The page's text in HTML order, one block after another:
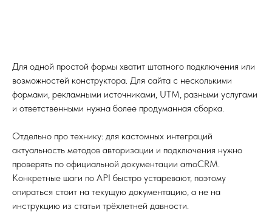
Для одной простой формы хватит штатного подключения или
возможностей конструктора. Для сайта с несколькими
формами, рекламными источниками, UTM, разными услугами
и ответственными нужна более продуманная сборка.
Отдельно про технику: для кастомных интеграций
актуальность методов авторизации и подключения нужно
проверять по официальной документации amoCRM.
Конкретные шаги по API быстро устаревают, поэтому
опираться стоит на текущую документацию, а не на
инструкцию из статьи трёхлетней давности.